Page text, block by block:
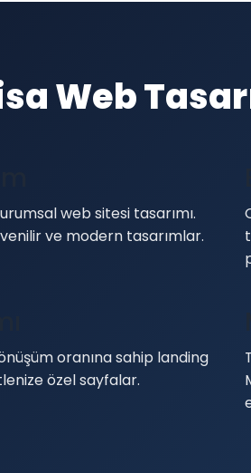
Web
web sitesi tasarımı.
ve modern tasarımlar.
oranına sahip landing
özel sayfalar.